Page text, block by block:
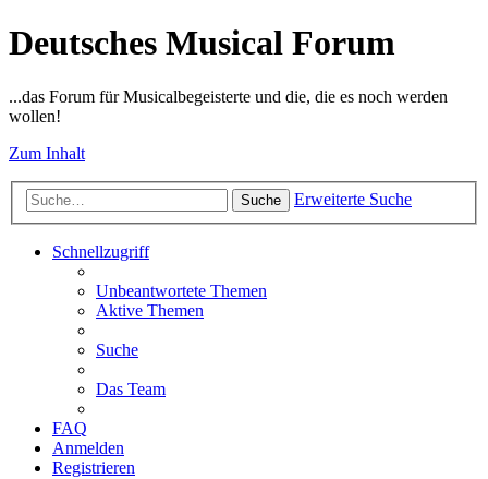
Deutsches Musical Forum
...das Forum für Musicalbegeisterte und die, die es noch werden
wollen!
Zum Inhalt
Suche Erweiterte Suche
Schnellzugriff
Unbeantwortete Themen
Aktive Themen
Suche
Das Team
FAQ
Anmelden
Registrieren